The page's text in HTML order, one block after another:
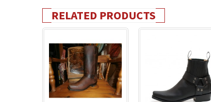
RELATED PRODUCTS